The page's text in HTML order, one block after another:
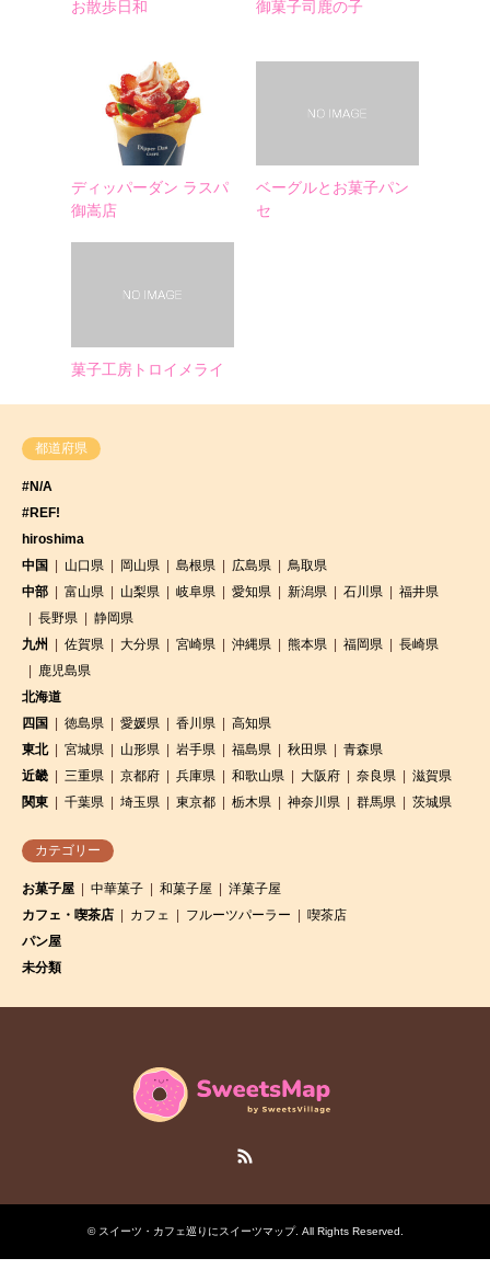
お散歩日和 御菓子司鹿の子
ディッパーダン ラスパ
御嵩店
ベーグルとお菓子パン
セ
菓子工房トロイメライ
都道府県
#N/A
#REF!
hiroshima
中国
山口県 岡山県 島根県 広島県
鳥取県
中部
富山県 山梨県 岐阜県 愛知県 新潟県 石川県
福井県
長野県
静岡県
九州
佐賀県 大分県 宮崎県 沖縄県 熊本県 福岡県
長崎県
鹿児島県
北海道
四国
徳島県 愛媛県 香川県
高知県
東北
宮城県 山形県 岩手県 福島県 秋田県
青森県
近畿
三重県 京都府 兵庫県 和歌山県 大阪府 奈良県
滋賀県
関東
千葉県 埼玉県 東京都 栃木県 神奈川県 群馬県 茨城県
カテゴリー
お菓子屋 中華菓子 和菓子屋
洋菓子屋
カフェ・喫茶店
カフェ フルーツパーラー
喫茶店
パン屋
未分類
© スイーツ・カフェ巡りにスイーツマップ. All Rights Reserved.